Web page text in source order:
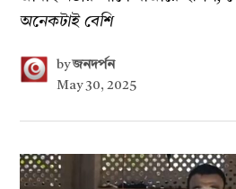
অনেকটাই বেশি
by জনদর্পন
May 30, 2025